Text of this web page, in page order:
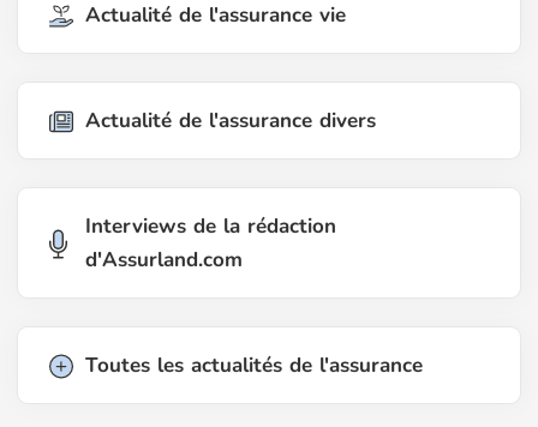
Actualité de l'assurance vie
Actualité de l'assurance divers
Interviews de la rédaction
d'Assurland.com
Toutes les actualités de l'assurance